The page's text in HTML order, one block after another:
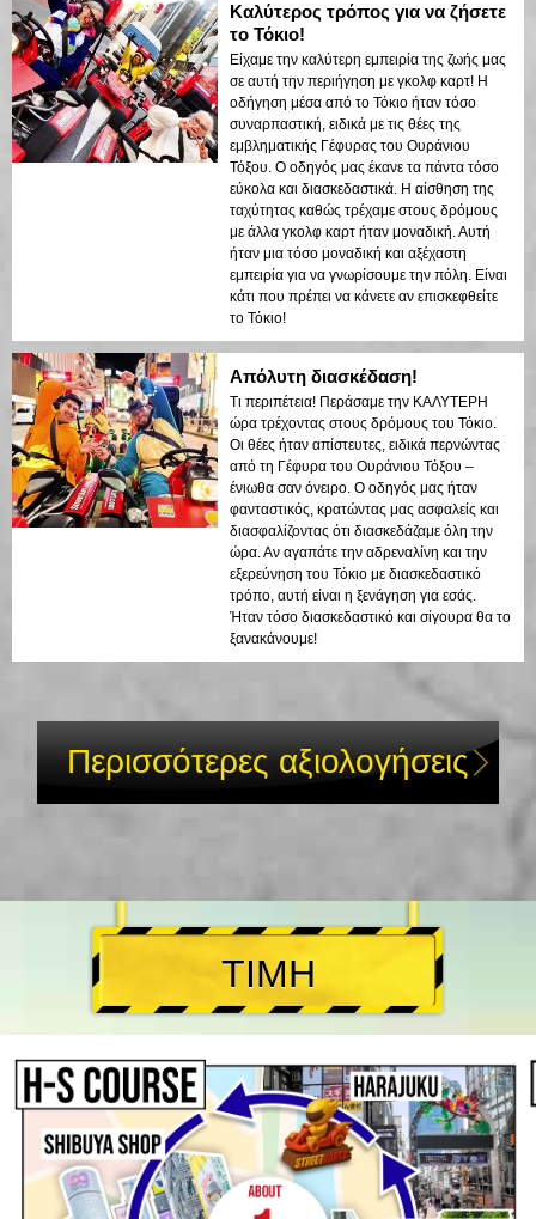
Καλύτερος τρόπος για να ζήσετε
το Τόκιο!
Είχαμε την καλύτερη εμπειρία της ζωής μας
σε αυτή την περιήγηση με γκολφ καρτ! Η
οδήγηση μέσα από το Τόκιο ήταν τόσο
συναρπαστική, ειδικά με τις θέες της
εμβληματικής Γέφυρας του Ουράνιου
Τόξου. Ο οδηγός μας έκανε τα πάντα τόσο
εύκολα και διασκεδαστικά. Η αίσθηση της
ταχύτητας καθώς τρέχαμε στους δρόμους
με άλλα γκολφ καρτ ήταν μοναδική. Αυτή
ήταν μια τόσο μοναδική και αξέχαστη
εμπειρία για να γνωρίσουμε την πόλη. Είναι
κάτι που πρέπει να κάνετε αν επισκεφθείτε
το Τόκιο!
Απόλυτη διασκέδαση!
Τι περιπέτεια! Περάσαμε την ΚΑΛΥΤΕΡΗ
ώρα τρέχοντας στους δρόμους του Τόκιο.
Οι θέες ήταν απίστευτες, ειδικά περνώντας
από τη Γέφυρα του Ουράνιου Τόξου –
ένιωθα σαν όνειρο. Ο οδηγός μας ήταν
φανταστικός, κρατώντας μας ασφαλείς και
διασφαλίζοντας ότι διασκεδάζαμε όλη την
ώρα. Αν αγαπάτε την αδρεναλίνη και την
εξερεύνηση του Τόκιο με διασκεδαστικό
τρόπο, αυτή είναι η ξενάγηση για εσάς.
Ήταν τόσο διασκεδαστικό και σίγουρα θα το
ξανακάνουμε!
Περισσότερες αξιολογήσεις
ΤΙΜΗ